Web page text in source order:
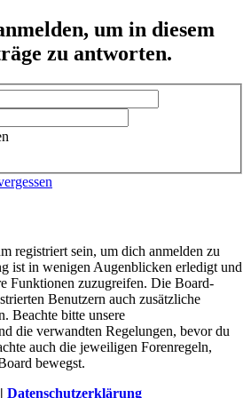
um in diesem
zu antworten.
registriert sein, um dich anmelden zu
ist in wenigen Augenblicken erledigt und
Funktionen zuzugreifen. Die Board-
Benutzern auch zusätzliche
Beachte bitte unsere
die verwandten Regelungen, bevor du
auch die jeweiligen Forenregeln,
bewegst.
| Datenschutzerklärung